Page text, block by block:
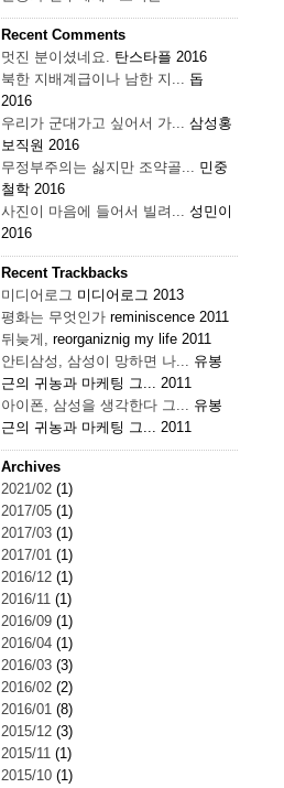
Recent Comments
멋진 분이셨네요. 탄스타플 2016
북한 지배계급이나 남한 지... 돕
2016
우리가 군대가고 싶어서 가... 삼성홍
보직원 2016
무정부주의는 싫지만 조약골... 민중
철학 2016
사진이 마음에 들어서 빌려... 성민이
2016
Recent Trackbacks
미디어로그 미디어로그 2013
평화는 무엇인가 reminiscence 2011
뒤늦게, reorganiznig my life 2011
안티삼성, 삼성이 망하면 나... 유봉
근의 귀농과 마케팅 그... 2011
아이폰, 삼성을 생각한다 그... 유봉
근의 귀농과 마케팅 그... 2011
Archives
2021/02 (1)
2017/05 (1)
2017/03 (1)
2017/01 (1)
2016/12 (1)
2016/11 (1)
2016/09 (1)
2016/04 (1)
2016/03 (3)
2016/02 (2)
2016/01 (8)
2015/12 (3)
2015/11 (1)
2015/10 (1)